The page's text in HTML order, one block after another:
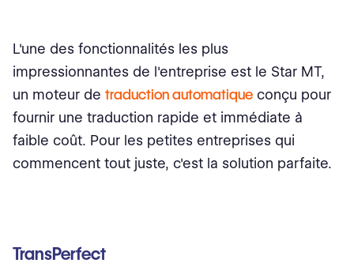
L'une des fonctionnalités les plus
impressionnantes de l'entreprise est le Star MT,
un moteur de traduction automatique conçu pour
fournir une traduction rapide et immédiate à
faible coût. Pour les petites entreprises qui
commencent tout juste, c'est la solution parfaite.
TransPerfect